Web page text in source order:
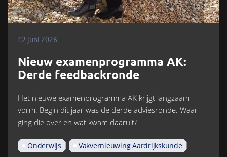
12 juni 2026
Nieuw examenprogramma AK:
Derde feedbackronde
Het nieuwe examenprogramma AK krijgt langzaam
vorm. Begin dit jaar was de derde adviesronde. Waar
ging die over en wat kwam daaruit?
Onderwijs Vakvernieuwing Aardrijkskunde